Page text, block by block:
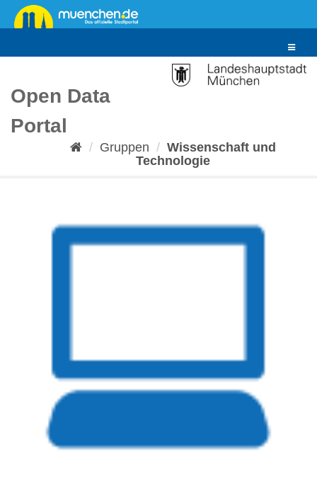
Überspringen
zum
Toggle
Open Data
Portal
Gruppen
Wissenschaft und
Technologie